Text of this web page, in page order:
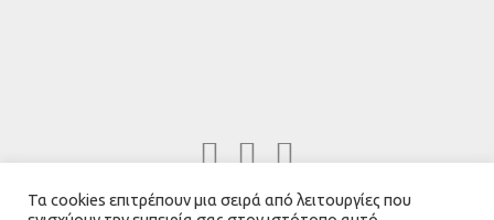
Ελληνικά English
Τα cookies επιτρέπουν μια σειρά από λειτουργίες που